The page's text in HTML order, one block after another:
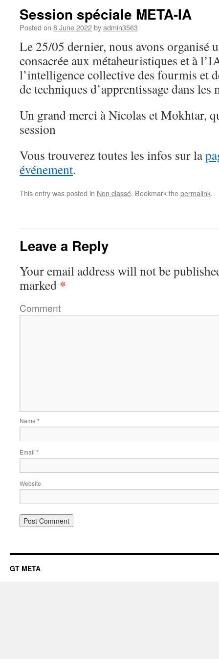
Session spéciale META-IA
Posted on 8 June 2022byadmin3563
Le 25/05 dernier, nous avons organisé
consacrée aux métaheuristiques et à
l’intelligence collective des fourmis et
de techniques d’apprentissage dans les
Un grand merci à Nicolas et Mokhtar,
session
Vous trouverez toutes les infos sur la
événement.
This entry was posted in Non classé. Bookmark thepermalink.
Leave a Reply
Your email address will not be
marked *
Comment
Name *
Email *
Website
GT META